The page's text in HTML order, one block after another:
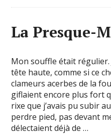
La Presque-
Mon souffle était régulier.
tête haute, comme si ce
clameurs acerbes de la
giflaient encore plus fort
rixe que j’avais pu subir
perdre pied, pas devant
délectaient déjà de …